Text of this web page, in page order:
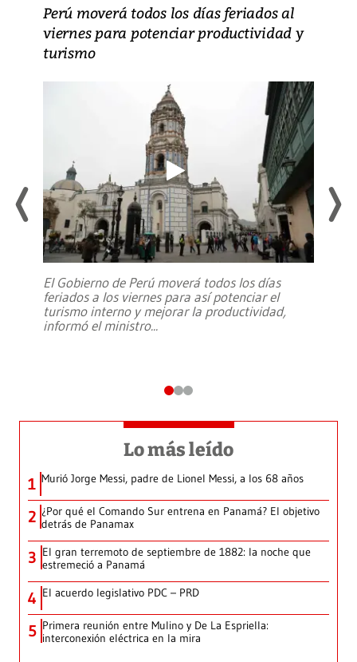
Perú moverá todos los días feriados al
viernes para potenciar productividad y
turismo
El Gobierno de Perú moverá todos los días
feriados a los viernes para así potenciar el
turismo interno y mejorar la productividad,
informó el ministro...
Lo más leído
1 Murió Jorge Messi, padre de Lionel Messi, a los 68 años
2 ¿Por qué el Comando Sur entrena en Panamá? El objetivo
detrás de Panamax
3 El gran terremoto de septiembre de 1882: la noche que
estremeció a Panamá
4 El acuerdo legislativo PDC – PRD
5 Primera reunión entre Mulino y De La Espriella:
interconexión eléctrica en la mira